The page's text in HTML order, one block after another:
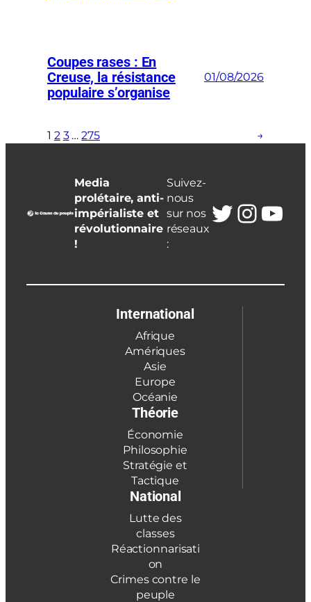
Coupes rases : En
Creuse, la résistance
populaire s’organise
01/08/2026
1 2 3 … 275 →
Media
prolétaire, anti-
impérialiste et
révolutionnaire
!
Suivez-
nous
sur nos
réseaux
:
Twitter
International
Afrique
Amériques
Asie
Europe
Océanie
Théorie
Économie
Philosophie
Stratégie et
Tactique
National
Lutte des
classes
Réactionnarisati
on
Crimes contre le
peuple